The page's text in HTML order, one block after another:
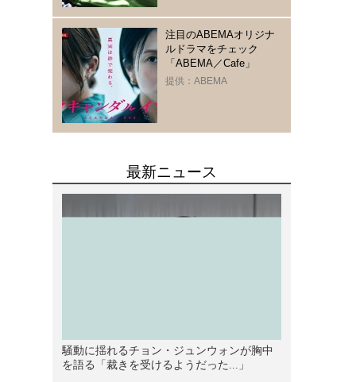
注目のABEMAオリジナ
ルドラマをチェック
「ABEMA／Cafe」
提供：ABEMA